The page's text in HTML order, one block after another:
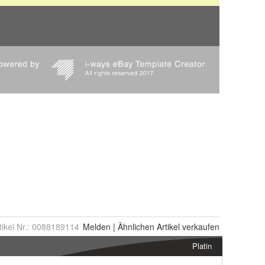
Nr.: 0088189114 Melden | Ähnlichen Artikel verkaufen
Platin